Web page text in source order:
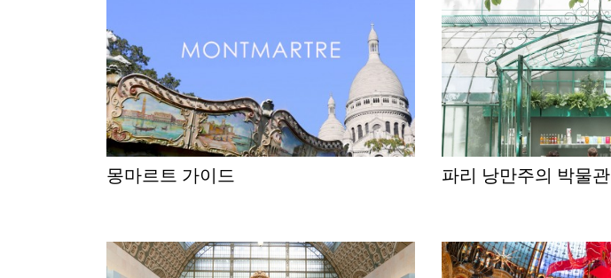
몽마르트 가이드 파리 낭만주의 박물관